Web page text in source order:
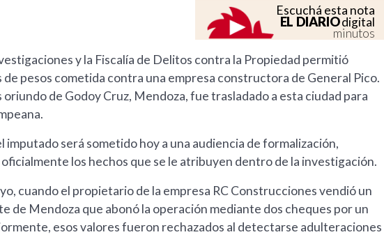
Escuchá esta nota
EL DIARIOdigital
minutos
y la Fiscalía de Delitos contra la Propiedad permitió
pesos cometida contra una empresa constructora de General Pico.
oriundo de Godoy Cruz, Mendoza, fue trasladado a esta ciudad para
imputado será sometido hoy a una audiencia de formalización,
los hechos que se le atribuyen dentro de la investigación.
cuando el propietario de la empresa RC Construcciones vendió un
de Mendoza que abonó la operación mediante dos cheques por un
esos valores fueron rechazados al detectarse adulteraciones